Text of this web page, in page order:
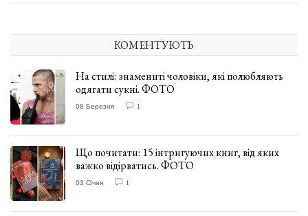
КОМЕНТУЮТЬ
На стилі: знамениті чоловіки, які полюбляють
одягати сукні. ФОТО
08 Березня 1
Що почитати: 15 інтригуючих книг, від яких
важко відірватись. ФОТО
03 Січня 1